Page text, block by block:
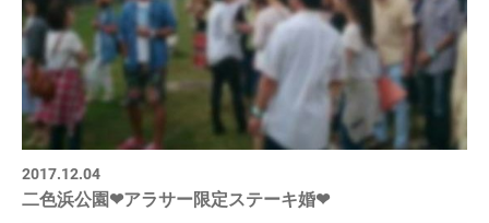
2017.12.04
二色浜公園❤アラサー限定ステーキ婚❤